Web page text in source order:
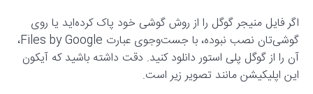
اگر فایل منیجر گوگل را از روش گوشی خود پاک کرده‌اید یا روی
گوشی‌تان نصب نبوده، با جست‌وجوی عبارت Files by Google،
آن را از گوگل پلی استور دانلود کنید. دقت داشته باشید که آیکون
این اپلیکیشن مانند تصویر زیر است.